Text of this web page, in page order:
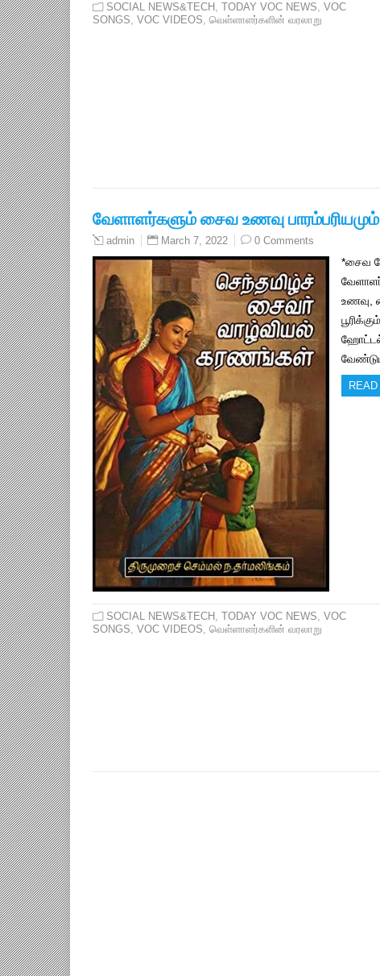
SOCIAL NEWS&TECH , TODAY VOC NEWS, VOC
SONGS, VOC VIDEOS, வெள்ளாளர்களின் வரலாறு
வேளாளர்களும் சைவ உணவு
admin March 7, 2022 0 Comments
*சைவ
உணவு,
SOCIAL NEWS&TECH TODAY VOC NEWS VOC
SONGS VOC VIDEOS வெள்ளாளர்களின் வரலாறு